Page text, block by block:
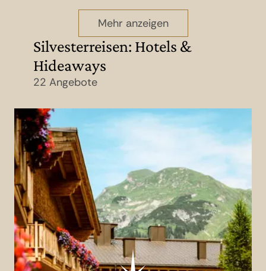
Mehr anzeigen
Silvesterreisen: Hotels &
Hideaways
22 Angebote